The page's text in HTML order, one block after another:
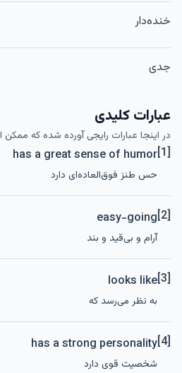
خنده‌دار
جدی
عبارات کلیدی
در اینجا عبارات رایجی آورده شده که
[1]
has a great sense of humor
حس طنز فوق‌العاده‌ای دارد
[2]
easy-going
آرام و بی‌قید و بند
[3]
looks like
به نظر می‌رسد که
[4]
has a strong personality
شخصیت قوی دارد